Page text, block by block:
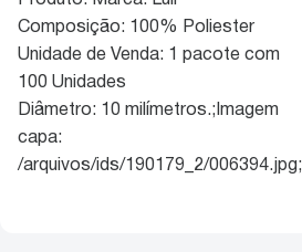
Composição: 100% Poliester
Unidade de Venda: 1 pacote com
100 Unidades
Diâmetro: 10 milímetros.;Imagem
capa:
/arquivos/ids/190179_2/006394.jpg;